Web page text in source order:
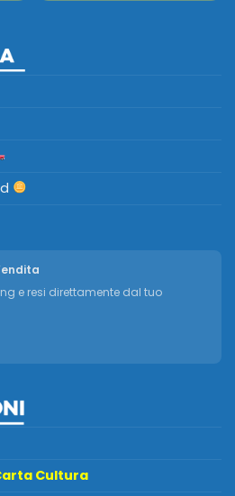
e resi direttamente dal tuo
Cultura